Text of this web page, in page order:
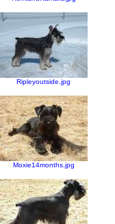
Ripleyoutside.jpg
Moxie14months.jpg